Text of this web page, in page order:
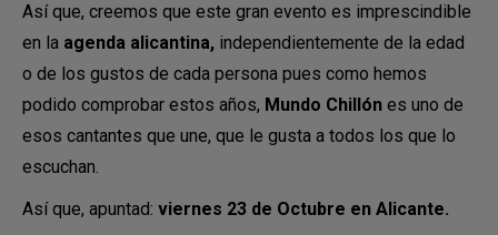
Así que, creemos que este gran evento es imprescindible
en la agenda alicantina, independientemente de la edad
o de los gustos de cada persona pues como hemos
podido comprobar estos años, Mundo Chillón es uno de
esos cantantes que une, que le gusta a todos los que lo
escuchan.
Así que, apuntad: viernes 23 de Octubre en Alicante.